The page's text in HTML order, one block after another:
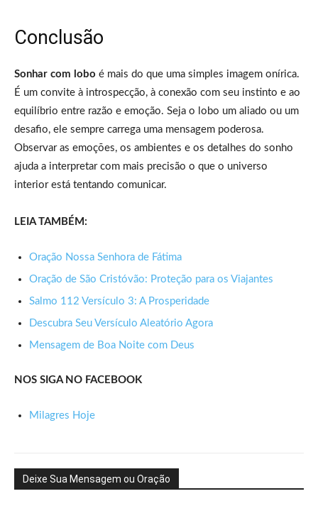
Conclusão
Sonhar com lobo é mais do que uma simples imagem onírica.
É um convite à introspecção, à conexão com seu instinto e ao
equilíbrio entre razão e emoção. Seja o lobo um aliado ou um
desafio, ele sempre carrega uma mensagem poderosa.
Observar as emoções, os ambientes e os detalhes do sonho
ajuda a interpretar com mais precisão o que o universo
interior está tentando comunicar.
LEIA TAMBÉM:
Oração Nossa Senhora de Fátima
Oração de São Cristóvão: Proteção para os Viajantes
Salmo 112 Versículo 3: A Prosperidade
Descubra Seu Versículo Aleatório Agora
Mensagem de Boa Noite com Deus
NOS SIGA NO FACEBOOK
Milagres Hoje
Deixe Sua Mensagem ou Oração